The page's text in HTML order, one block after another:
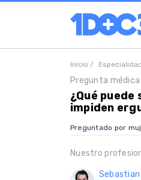
Inicio /
Pregunta médica
¿Qué
impiden
Preguntado por
Nuestro
Sebastian